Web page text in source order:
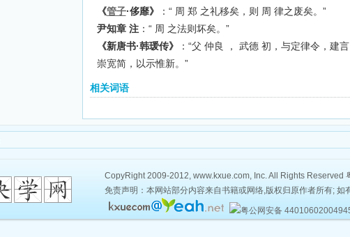
《管子·侈靡》
：“ 周 郑 之礼移矣，则 周 律之废矣。”
尹知章 注：“ 周 之法则坏矣。”
《新唐书·韩瑗传》
：“父 仲良 ， 武德 初，与定律令，建
崇宽简，以示惟新。”
相关词语
CopyRight 2009-2012, www.kxue.com, Inc. All Rights Reserved
免责声明：本网站部分内容来自书籍或网络,版权归原作者所有; 如
粤公网安备